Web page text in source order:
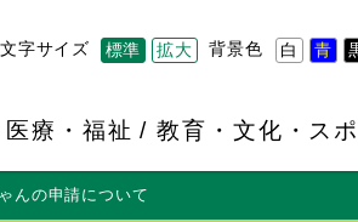
背景色 白 青
文字サイズ 標準 拡大
療・福祉 教育・文化・ス
んの申請について